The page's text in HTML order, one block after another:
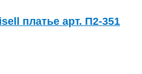
платье арт. П2-351